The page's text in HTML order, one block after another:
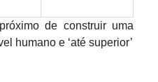
de construir uma
humano e ‘até superior’